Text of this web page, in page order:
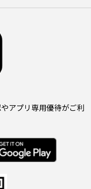
アプリ専用優待がご利